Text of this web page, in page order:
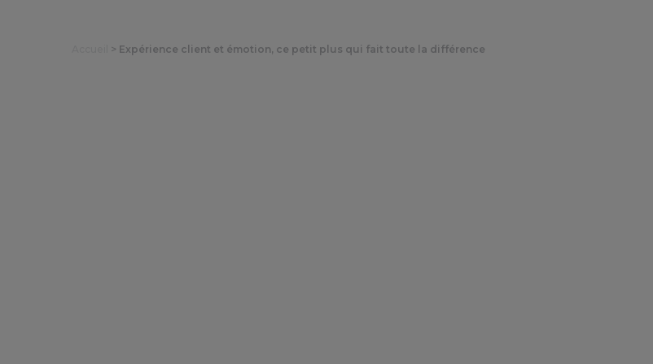
> Expérience client et émotion, ce petit plus qui fait toute la différence